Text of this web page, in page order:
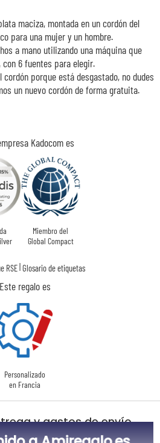
Kadocom es
Miembro del
Global Compact
RSE|Glosario de etiquetas
Este regalo es
Personalizado
en Francia
maciza, montada en un cordón del
para una mujer y un hombre.
a mano utilizando una máquina que
6 fuentes para elegir.
porque está desgastado, no dudes
un nuevo cordón de forma gratuita.
y gastos de envío